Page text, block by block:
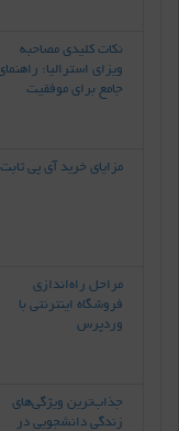
نکات کلیدی مصاحبه
ویزای استرالیا:
جامع برای موفقیت
مزایای خرید آی پی
مراحل راه‌اندازی
فروشگاه اینترنتی با
وردپرس
جذاب‌ترین ویژگی‌های
زندگی دانشجویی در